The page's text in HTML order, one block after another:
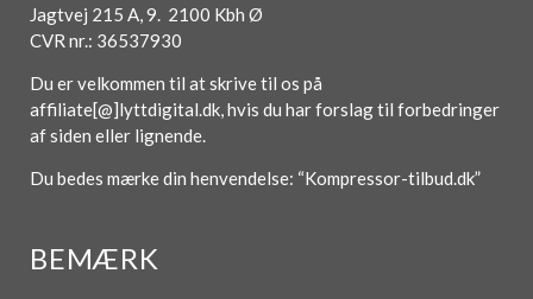
Jagtvej 215 A, 9. 2100 Kbh Ø
CVR nr.: 36537930
Du er velkommen til at skrive til os på
affiliate[@]lyttdigital.dk, hvis du har forslag til forbedringer
af siden eller lignende.
Du bedes mærke din henvendelse: “Kompressor-tilbud.dk”
BEMÆRK